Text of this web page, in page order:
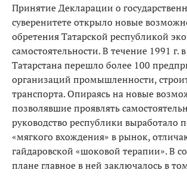
Принятие Декларации о
суверенитете открыло новые
обретения Татарской республикой
самостоятельности. В течение 1991
Татарстана перешло более 100
организаций промышленности,
транспорта. Опираясь на новые
позволявшие проявлять
руководство республики выработало
«мягкого вхождения» в рынок,
гайдаровской «шоковой терапии». В
плане главное в ней заключалось в